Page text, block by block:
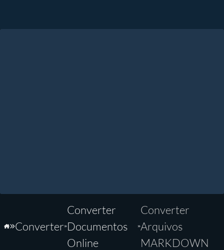
Início
Converter
Converter
Documentos
Online
Converter
Arquivos
MARKDOWN